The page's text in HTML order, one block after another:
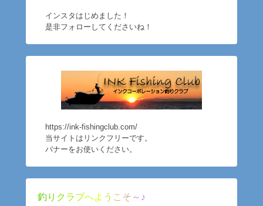
インスタはじめました！
是非フォローしてくださいね！
https://ink-fishingclub.com/
当サイトはリンクフリーです。
バナーをお使いください。
釣 り クラブへよ う こ そ ～ ♪